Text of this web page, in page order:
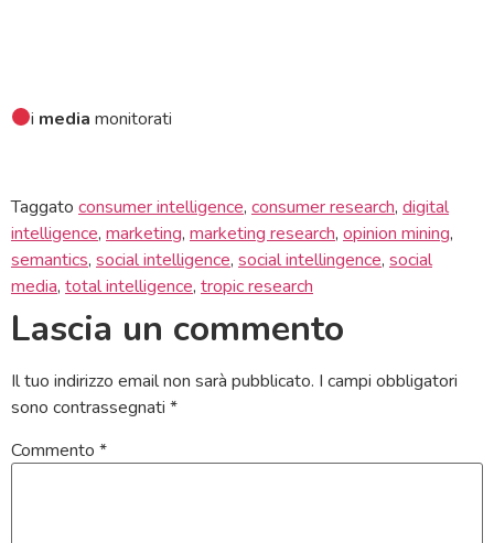
i mediamonitorati
Taggato consumer intelligence, consumer research, digital
intelligence, marketing, marketing research, opinion mining,
semantics, social intelligence, social intellingence, social
media, total intelligence, tropic research
Lascia un commento
Il tuo indirizzo email non sarà pubblicato. I campi obbligatori
sono contrassegnati *
Commento *